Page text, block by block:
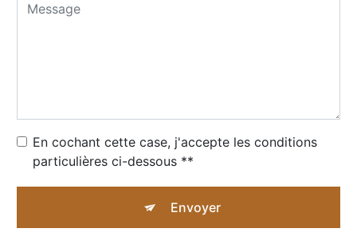
En cochant cette case, j'accepte les conditions
particulières ci-dessous **
Envoyer